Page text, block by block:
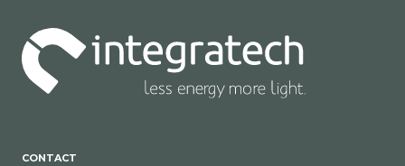
CONTACT